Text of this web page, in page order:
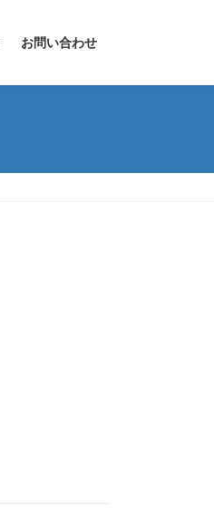
お問い合わせ